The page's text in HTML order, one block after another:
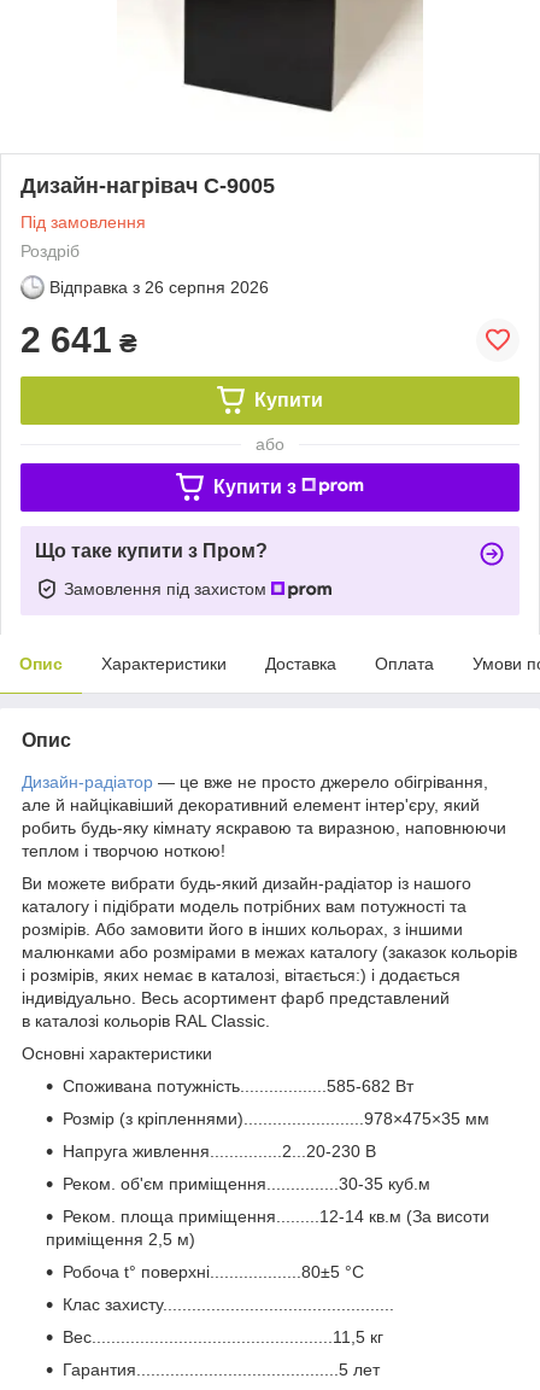
Дизайн-нагрівач С-9005
Під замовлення
Роздріб
Відправка з 26 серпня 2026
2 641 ₴
Купити
або
Купити з
Що таке купити з Пром?
Замовлення під захистом
Опис Характеристики Доставка Оплата Умови
Опис
Дизайн-радіатор — це вже не просто джерело обігрівання,
але й найцікавіший декоративний елемент інтер'єру, який
робить будь-яку кімнату яскравою та виразною, наповнюючи
теплом і творчою ноткою!
Ви можете вибрати будь-який дизайн-радіатор із нашого
каталогу і підібрати модель потрібних вам потужності та
розмірів. Або замовити його в інших кольорах, з іншими
малюнками або розмірами в межах каталогу (заказок кольорів
і розмірів, яких немає в каталозі, вітається:) і додається
індивідуально. Весь асортимент фарб представлений
в каталозі кольорів RAL Classic.
Основні характеристики
Споживана потужність..................585-682 Вт
Розмір (з кріпленнями).........................978×475×35 мм
Напруга живлення...............2...20-230 В
Реком. об'єм приміщення...............30-35 куб.м
Реком. площа приміщення.........12-14 кв.м (За висоти
приміщення 2,5 м)
Робоча t° поверхні...................80±5 °C
Клас захисту................................................
Вес..................................................11,5 кг
Гарантия..........................................5 лет